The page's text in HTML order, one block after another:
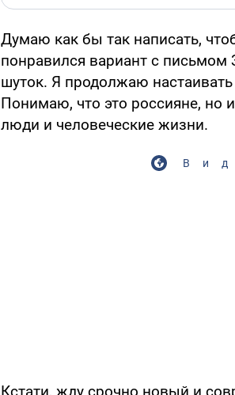
Думаю как бы так написать,
понравился вариант с письмом
шуток. Я продолжаю
Понимаю, что это россияне, но
люди и человеческие жизни.